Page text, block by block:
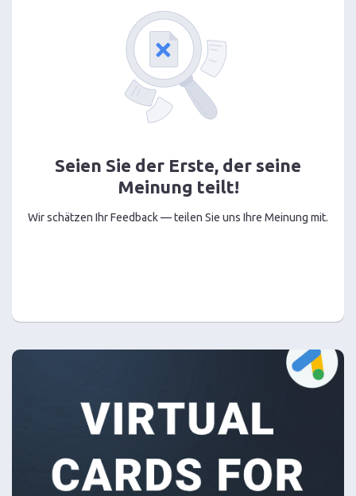
Seien Sie der Erste, der seine
Meinung teilt!
Wir schätzen Ihr Feedback — teilen Sie uns Ihre Meinung mit.